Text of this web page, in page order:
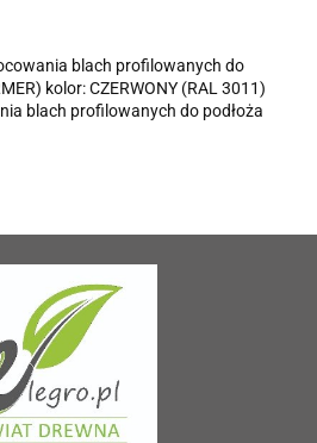
blach profilowanych do
kolor: CZERWONY (RAL 3011)
blach profilowanych do podłoża